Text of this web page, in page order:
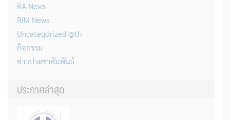
RA News
RIM News
Uncategorized @th
กิจกรรม
ข่าวประชาสัมพันธ์
ประกาศล่าสุด